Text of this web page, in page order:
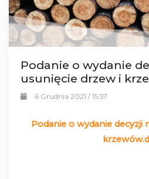
Podanie o wydanie
usunięcie drzew i
6 Grudnia 2021 / 15:57
Podanie o wydanie decyzji